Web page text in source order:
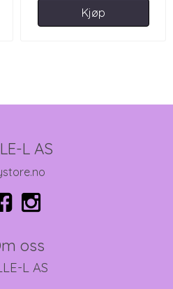
Kjøp
L AS
oss
L AS